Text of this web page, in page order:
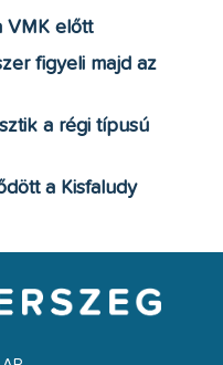
VMK előtt
figyeli majd az
a régi típusú
a Kisfaludy